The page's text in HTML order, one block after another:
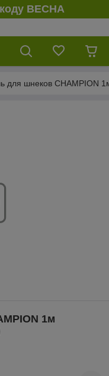
ВЕСНА
для шнеков CHAMPION
1м